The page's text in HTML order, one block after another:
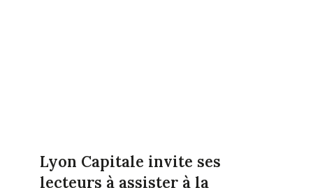
Lyon Capitale invite ses
lecteurs à assister à la